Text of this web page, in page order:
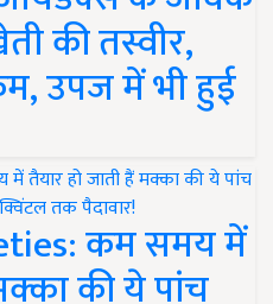
की तस्वीर,
उपज में भी हुई
कम समय में
की ये पांच